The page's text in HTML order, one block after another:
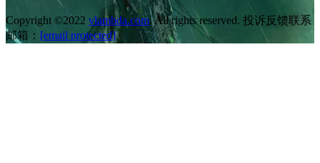
Copyright ©2022 vlambda.com. All rights reserved. 投诉反馈联系
邮箱： [email protected]